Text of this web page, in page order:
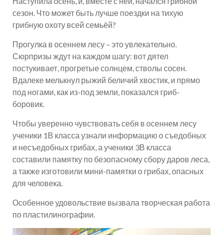
сезон. Что может быть лучше поездки на тихую
грибную охоту всей семьёй?
Прогулка в осеннем лесу – это увлекательно.
Сюрпризы ждут на каждом шагу: вот дятел
постукивает, прогретые солнцем, стволы сосен.
Вдалеке мелькнул рыжий беличий хвостик, и прямо
под ногами, как из-под земли, показался гриб-
боровик.
Чтобы уверенно чувствовать себя в осеннем лесу
ученики 1В класса узнали информацию о съедобных
и несъедобных грибах, а ученики 3В класса
составили памятку по безопасному сбору даров леса,
а также изготовили мини-памятки о грибах, опасных
для человека.
Особенное удовольствие вызвала творческая работа
по пластилинографии.